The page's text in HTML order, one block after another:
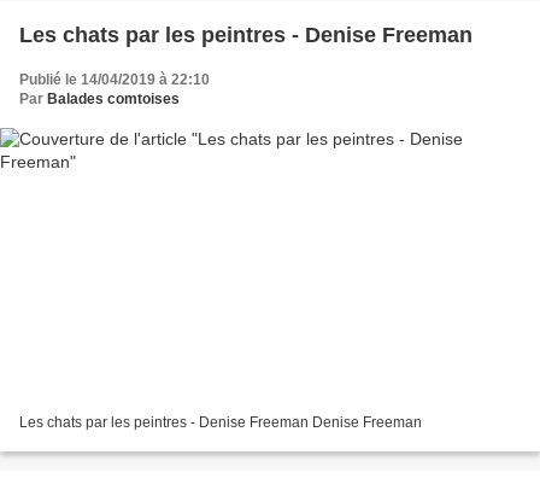
Les chats par les peintres - Denise Freeman
Publié le 14/04/2019 à 22:10
Par Balades comtoises
Les chats par les peintres - Denise Freeman Denise Freeman